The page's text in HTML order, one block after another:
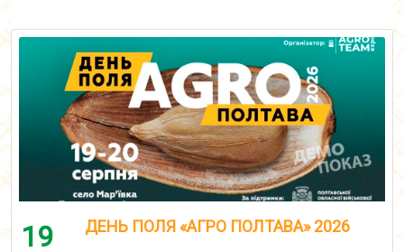
19 ДЕНЬ ПОЛЯ «АГРО ПОЛТАВА» 2026